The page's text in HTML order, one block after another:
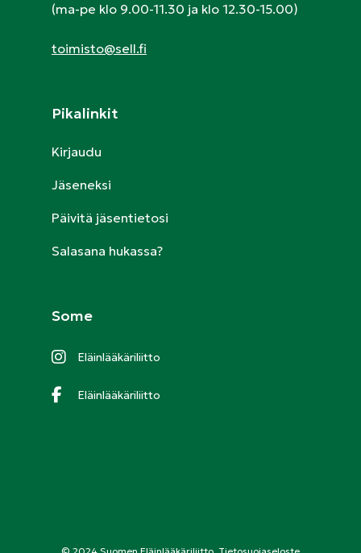
(ma-pe klo 9.00-11.30 ja klo 12.30-15.00)
toimisto@sell.fi
Pikalinkit
Kirjaudu
Jäseneksi
Päivitä jäsentietosi
Salasana hukassa?
Some
Eläinlääkäriliitto
Eläinlääkäriliitto